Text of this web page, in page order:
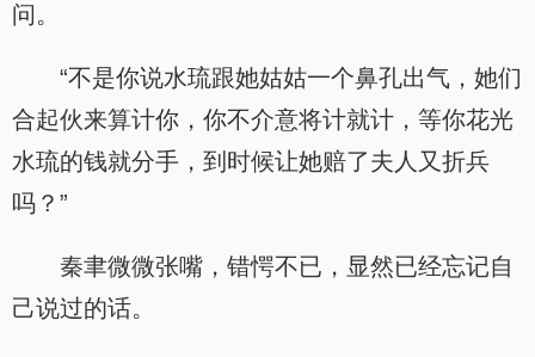
问。
“不是你说水琉跟她姑姑一个鼻孔出气，她们
合起伙来算计你，你不介意将计就计，等你花光
水琉的钱就分手，到时候让她赔了夫人又折兵
吗？”
秦聿微微张嘴，错愕不已，显然已经忘记自
己说过的话。